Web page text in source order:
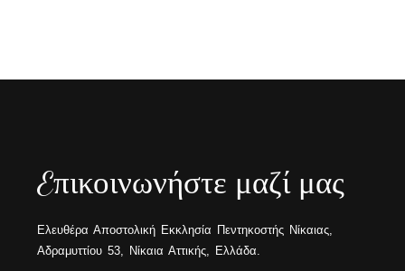
Eπικοινωνήστε μαζί μας
Ελευθέρα Αποστολική Εκκλησία Πεντηκοστής Νίκαιας,
Αδραμυττίου 53, Νίκαια Αττικής, Ελλάδα.